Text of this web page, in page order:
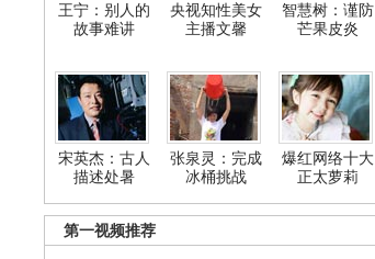
王宁：别人的
故事难讲
央视知性美女
主播文馨
智慧树：谨防
芒果皮炎
宋英杰：古人
描述处暑
张泉灵：完成
冰桶挑战
爆红网络十大
正太萝莉
第一视频推荐